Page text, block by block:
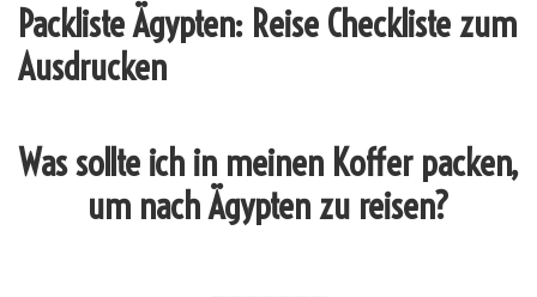
Packliste Ägypten: Reise Checkliste zum
Ausdrucken
Was sollte ich in meinen Koffer packen,
um nach Ägypten zu reisen?